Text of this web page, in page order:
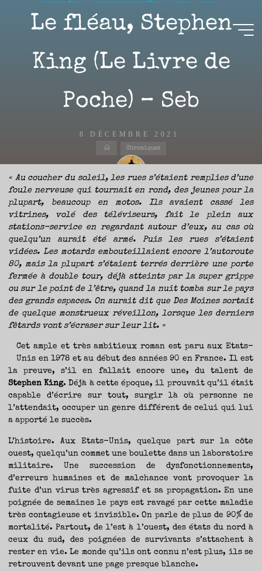
contenu
Aire(s)
LES
YEUX
SUR
L’ACTUALITÉ
LITTÉRAIRE
SANS
COURIR
EN
APRÈS
LES
NOUVEAUTÉS.
S’AUTORISER
LES
CHEMINS
TRAVERSE
ET
LES
PAS
CÔTÉ,
SURTOUT
DE
LIVRES,
DONC,
MAIS
NE
D’AUTRES
HORIZONS.
SE
À
L’EAU
OU
SE
EN
SELLE
ET
VOIR
QUI
LIBRE(S),
ÇA
ICI.
Le fléau, Stephen
King (Le Livre de
Poche) – Seb
8 DÉCEMBRE 2021
AccueilChroniques
« Au coucher du soleil, les rues s’étaient remplies d’une
foule nerveuse qui tournait en rond, des jeunes pour la
plupart, beaucoup en motos. Ils avaient cassé les
vitrines, volé des téléviseurs, fait le plein aux
stations-service en regardant autour d’eux, au cas où
quelqu’un aurait été armé. Puis les rues s’étaient
vidées. Les motards embouteillaient encore l’autoroute
80, mais la plupart s’étaient terrés derrière une porte
fermée à double tour, déjà atteints par la super grippe
ou sur le point de l’être, quand la nuit tomba sur le pays
des grands espaces. On aurait dit que Des Moines sortait
de quelque monstrueux réveillon, lorsque les derniers
fêtards vont s’écraser sur leur lit. »
Cet ample et très ambitieux roman est paru aux Etats-
Unis en 1978 et au début des années 90 en France. Il est
la preuve, s’il en fallait encore une, du talent de
Stephen King. Déjà à cette époque, il prouvait qu’il était
capable d’écrire sur tout, surgir là où personne ne
l’attendait, occuper un genre différent de celui qui lui
a apporté le succès.
L’histoire. Aux Etats-Unis, quelque part sur la côte
ouest, quelqu’un commet une boulette dans un laboratoire
militaire. Une succession de dysfonctionnements,
d’erreurs humaines et de malchance vont provoquer la
fuite d’un virus très agressif et sa propagation. En une
poignée de semaines le pays est ravagé par cette maladie
très contagieuse et invisible. On parle de plus de 90% de
mortalité. Partout, de l’est à l’ouest, des états du nord à
ceux du sud, des poignées de survivants s’attachent à
rester en vie. Le monde qu’ils ont connu n’est plus, ils se
retrouvent devant une page presque blanche.